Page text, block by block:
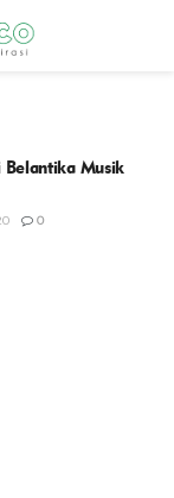
Belantika Musik
0